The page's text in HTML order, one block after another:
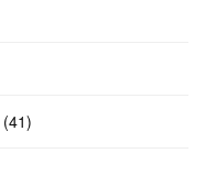
(41)